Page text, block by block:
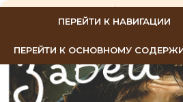
ПЕРЕЙТИ К НАВИГАЦИИ
ПЕРЕЙТИ К ОСНОВНОМУ